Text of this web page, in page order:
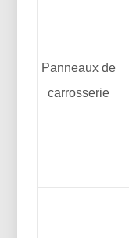
Panneaux de
carrosserie